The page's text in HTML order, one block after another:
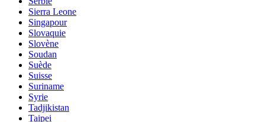
Sierra Leone
Singapour
Slovaquie
Slovène
Soudan
Suède
Suisse
Suriname
Syrie
Tadjikistan
Taipei